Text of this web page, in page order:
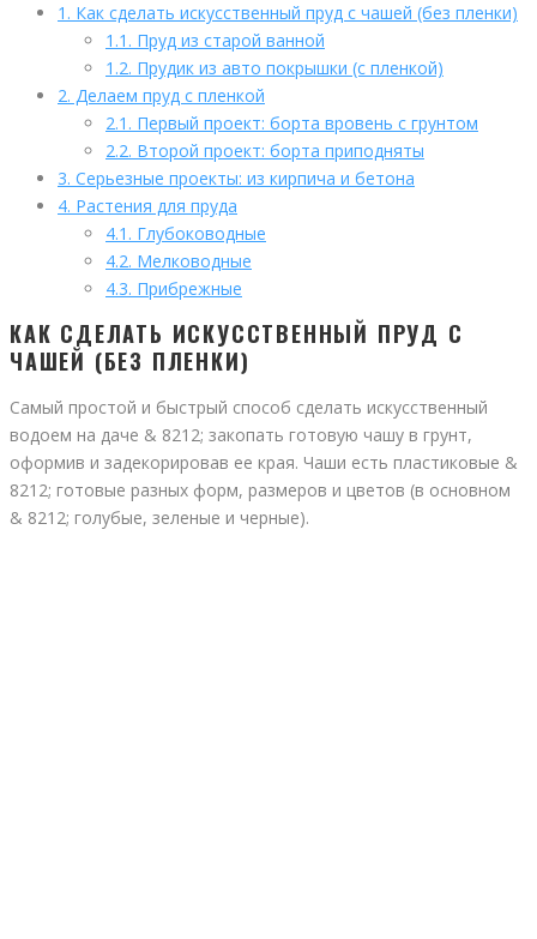
1. Как сделать искусственный пруд с чашей (без пленки)
1.1. Пруд из старой ванной
1.2. Прудик из авто покрышки (с пленкой)
2. Делаем пруд с пленкой
2.1. Первый проект: борта вровень с грунтом
2.2. Второй проект: борта приподняты
3. Серьезные проекты: из кирпича и бетона
4. Растения для пруда
4.1. Глубоководные
4.2. Мелководные
4.3. Прибрежные
КАК СДЕЛАТЬ ИСКУССТВЕННЫЙ ПРУД С
ЧАШЕЙ (БЕЗ ПЛЕНКИ)
Самый простой и быстрый способ сделать искусственный
водоем на даче & 8212; закопать готовую чашу в грунт,
оформив и задекорировав ее края. Чаши есть пластиковые &
8212; готовые разных форм, размеров и цветов (в основном
& 8212; голубые, зеленые и черные).